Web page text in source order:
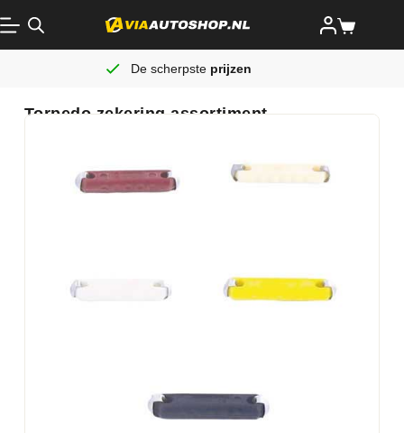
De scherpste prijzen
Torpedo zekering assortiment